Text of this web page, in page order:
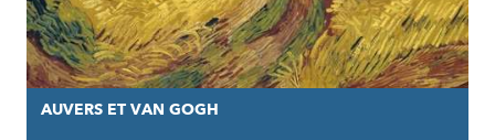
AUVERS ET VAN GOGH